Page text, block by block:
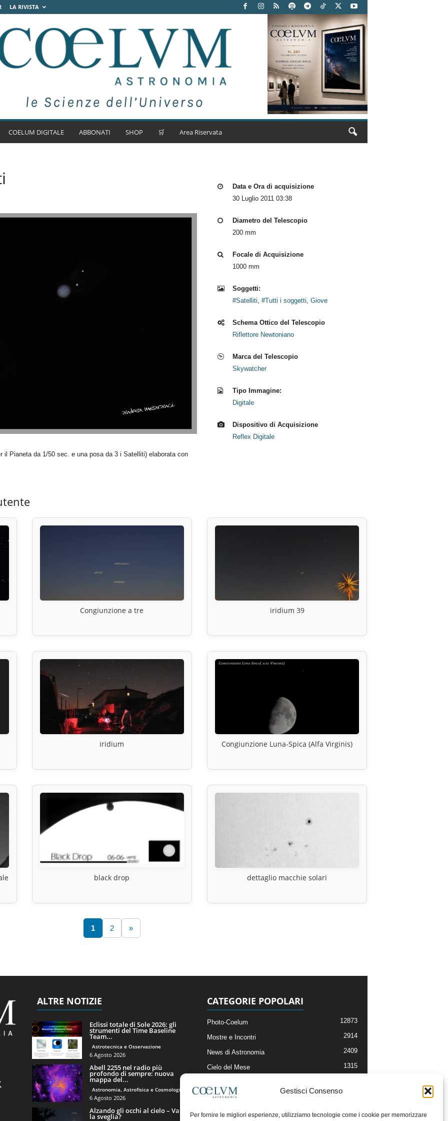
Gestisci Consenso
Per fornire le migliori esperienze, utilizziamo tecnologie come i cookie per memorizzare
LA RIVISTA
COELUM DIGITALE ABBONATI SHOP 🛒 Area Riservata
Pianeta da 1/50 sec. e una posa da 3 i Satelliti) elaborata con
Data e Ora di acquisizione
30 Luglio 2011 03:38
Diametro del Telescopio
200 mm
Focale di Acquisizione
1000 mm
Soggetti:
#Satelliti, #Tutti i soggetti, Giove
Schema Ottico del Telescopio
Riflettore Newtoniano
Marca del Telescopio
Skywatcher
Tipo Immagine:
Digitale
Dispositivo di Acquisizione
Reflex Digitale
Congiunzione a tre iridium 39
iridium Congiunzione Luna-Spica (Alfa Virginis)
black drop dettaglio macchie solari
1 2 »
ALTRE NOTIZIE
Eclissi totale di Sole 2026: gli
strumenti del Time Baseline
Team...
Astrotecnica e Osservazione
6 Agosto 2026
Abell 2255 nel radio più
profondo di sempre: nuova
mappa del...
Astronomia, Astrofisica e Cosmologia
6 Agosto 2026
Alzando gli occhi al cielo – Vale
la sveglia?
CATEGORIE POPOLARI
Photo-Coelum 12873
Mostre e Incontri 2914
News di Astronomia 2409
Cielo del Mese 1315
Articoli e Risorse On-Line
Il Blog della Redazione